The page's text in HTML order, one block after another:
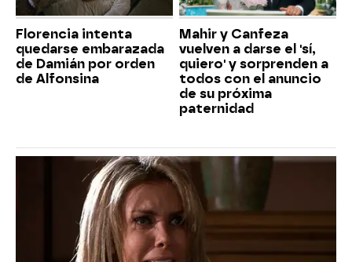
Florencia intenta
quedarse embarazada
de Damián por orden
de Alfonsina
Mahir y Canfeza
vuelven a darse el 'sí,
quiero' y sorprenden a
todos con el anuncio
de su próxima
paternidad